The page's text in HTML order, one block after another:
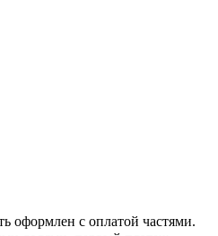
оформлен с оплатой частями.